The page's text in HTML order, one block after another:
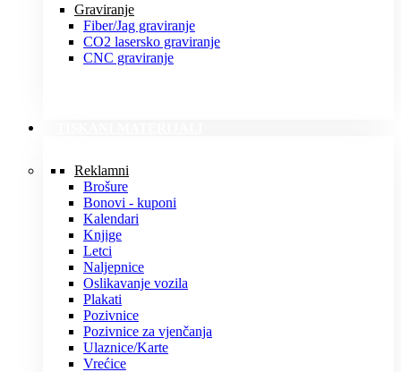
Graviranje
Fiber/Jag graviranje
CO2 lasersko graviranje
CNC graviranje
Reklamni
Brošure
Bonovi - kuponi
Kalendari
Knjige
Letci
Naljepnice
Oslikavanje vozila
Plakati
Pozivnice
Pozivnice za vjenčanja
Ulaznice/Karte
Vrećice